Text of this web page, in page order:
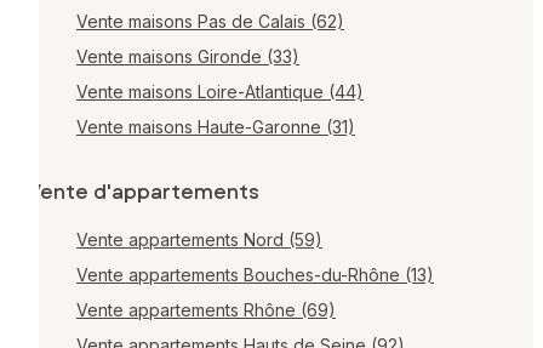
Vente maisons Pas de Calais (62)
Vente maisons Gironde (33)
Vente maisons Loire-Atlantique (44)
Vente maisons Haute-Garonne (31)
Vente d'appartements
Vente appartements Nord (59)
Vente appartements Bouches-du-Rhône (13)
Vente appartements Rhône (69)